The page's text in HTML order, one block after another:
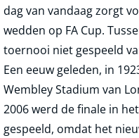
dag van vandaag zorgt
wedden op FA Cup.
toernooi niet gespeeld
Een eeuw geleden, in
Wembley Stadium van
2006 werd de finale in
gespeeld, omdat het